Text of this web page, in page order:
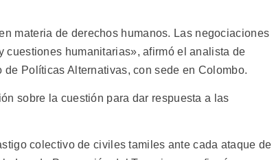
materia de derechos humanos. Las negociaciones
cuestiones humanitarias», afirmó el analista de
Políticas Alternativas, con sede en Colombo.
sobre la cuestión para dar respuesta a las
colectivo de civiles tamiles ante cada ataque de